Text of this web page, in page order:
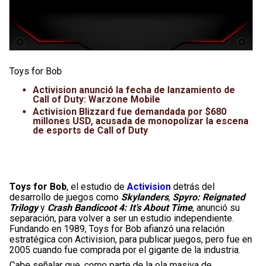
Toys for Bob
Activision anunció la fecha de lanzamiento de
Call of Duty: Warzone Mobile
Activision Blizzard fue demandada por $680
millones USD, acusada de monopolizar la escena
de esports de Call of Duty
Toys for Bob, el estudio de Activision detrás del
desarrollo de juegos como Skylanders, Spyro: Reignated
Trilogyy Crash Bandicoot 4: It’s About Time, anunció su
separación, para volver a ser un estudio independiente.
Fundando en 1989, Toys for Bob afianzó una relación
estratégica con Activision, para publicar juegos, pero fue en
2005 cuando fue comprada por el gigante de la industria.